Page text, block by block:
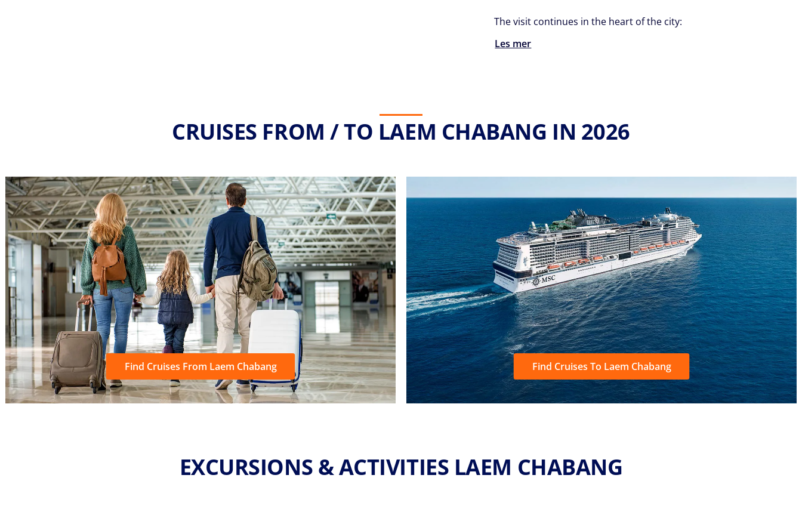
The visit continues in the heart of the city:
Les mer
CRUISES FROM / TO LAEM CHABANG IN 2026
Find Cruises From Laem Chabang Find Cruises To Laem Chabang
EXCURSIONS & ACTIVITIES LAEM CHABANG